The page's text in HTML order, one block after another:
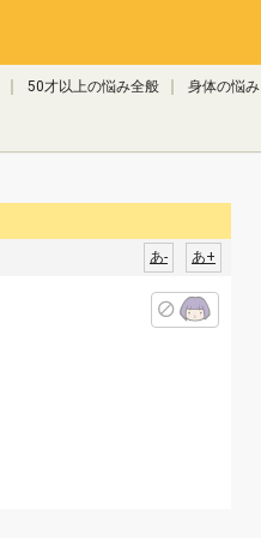
50才以上の悩み全般 身体の悩み
あ+
あ-